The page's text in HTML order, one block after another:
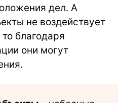
дел. А
не воздействует
благодаря
они могут